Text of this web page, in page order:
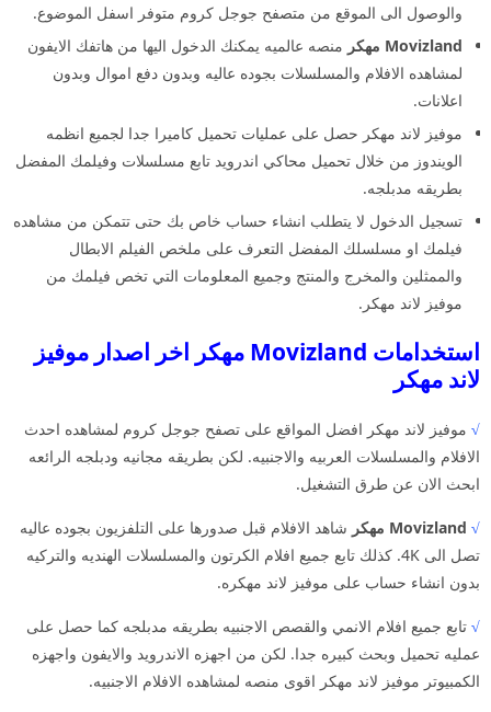
والوصول الى الموقع من متصفح جوجل كروم متوفر اسفل الموضوع.
Movizland مهكر
منصه عالميه يمكنك الدخول اليها من هاتفك الايفون
لمشاهده الافلام والمسلسلات بجوده عاليه وبدون دفع اموال وبدون
اعلانات.
موفيز لاند مهكر حصل على عمليات تحميل كاميرا جدا لجميع انظمه
الويندوز من خلال تحميل محاكي اندرويد تابع مسلسلات وفيلمك المفضل
بطريقه مدبلجه.
تسجيل الدخول لا يتطلب انشاء حساب خاص بك حتى تتمكن من مشاهده
فيلمك او مسلسلك المفضل التعرف على ملخص الفيلم الابطال
والممثلين والمخرج والمنتج وجميع المعلومات التي تخص فيلمك من
موفيز لاند مهكر.
استخدامات Movizland مهكر اخر اصدار موفيز
لاند مهكر
√ موفيز لاند مهكر افضل المواقع على تصفح جوجل كروم لمشاهده احدث
الافلام والمسلسلات العربيه والاجنبيه. لكن بطريقه مجانيه ودبلجه الرائعه
ابحث الان عن طرق التشغيل.
√ Movizland مهكر
شاهد الافلام قبل صدورها على التلفزيون بجوده عاليه
تصل الى 4K. كذلك تابع جميع افلام الكرتون والمسلسلات الهنديه والتركيه
بدون انشاء حساب على موفيز لاند مهكره.
√ تابع جميع افلام الانمي والقصص الاجنبيه بطريقه مدبلجه كما حصل على
عمليه تحميل وبحث كبيره جدا. لكن من اجهزه الاندرويد والايفون واجهزه
الكمبيوتر موفيز لاند مهكر اقوى منصه لمشاهده الافلام الاجنبيه.